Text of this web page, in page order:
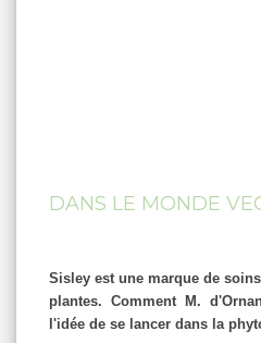
DANS LE MONDE
Sisley est une marque de
plantes. Comment M.
l'idée de se lancer dans la